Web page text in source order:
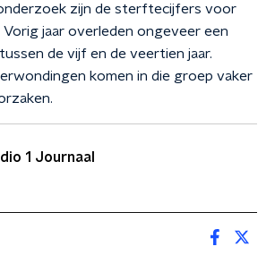
zijn de sterftecijfers voor
jaar overleden ongeveer een
de vijf en de veertien jaar.
komen in die groep vaker
1 Journaal